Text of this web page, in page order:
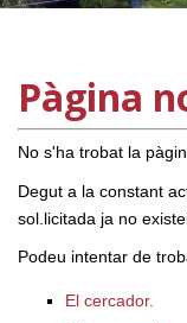
Pàgina
No s'ha trobat la
Degut a la constant
sol.licitada ja no
Podeu intentar de
El cercador.